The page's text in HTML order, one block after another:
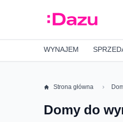
WYNAJEM
Strona główna
Domy do